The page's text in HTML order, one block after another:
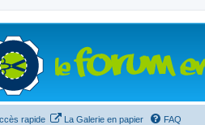
rapide La Galerie en papier FAQ